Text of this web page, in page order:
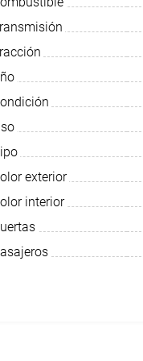
exterior
interior